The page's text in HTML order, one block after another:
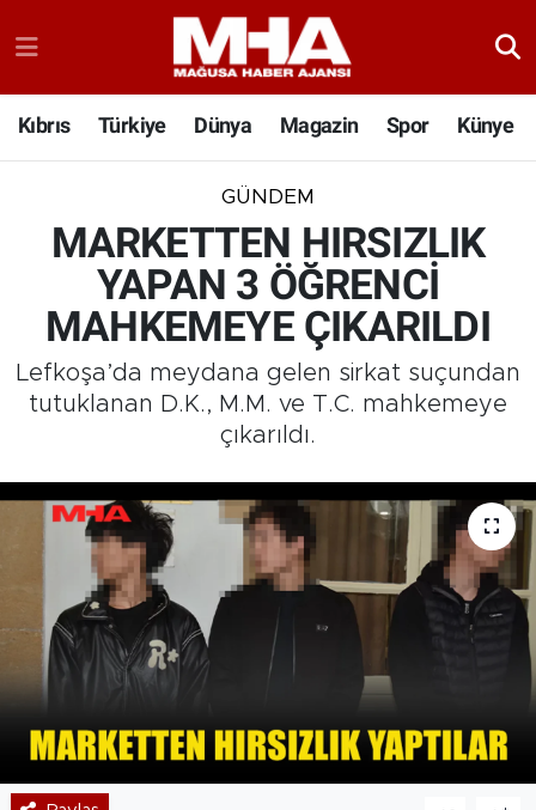
Kıbrıs Türkiye Dünya Magazin Spor Künye
GÜNDEM
MARKETTEN HIRSIZLIK
YAPAN 3 ÖĞRENCİ
MAHKEMEYE ÇIKARILDI
Lefkoşa’da meydana gelen sirkat suçundan
tutuklanan D.K., M.M. ve T.C. mahkemeye
çıkarıldı.